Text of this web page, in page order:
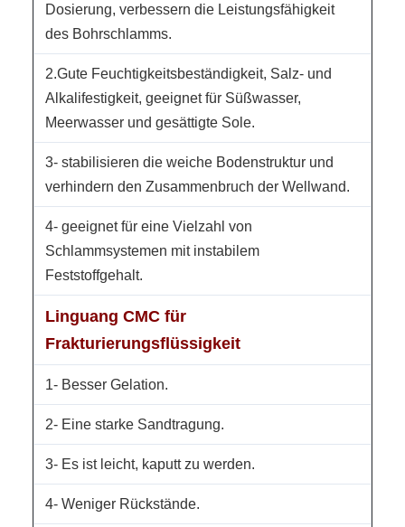
Dosierung, verbessern die Leistungsfähigkeit
des Bohrschlamms.
2.Gute Feuchtigkeitsbeständigkeit, Salz- und
Alkalifestigkeit, geeignet für Süßwasser,
Meerwasser und gesättigte Sole.
3- stabilisieren die weiche Bodenstruktur und
verhindern den Zusammenbruch der Wellwand.
4- geeignet für eine Vielzahl von
Schlammsystemen mit instabilem
Feststoffgehalt.
Linguang CMC für
Frakturierungsflüssigkeit
1- Besser Gelation.
2- Eine starke Sandtragung.
3- Es ist leicht, kaputt zu werden.
4- Weniger Rückstände.